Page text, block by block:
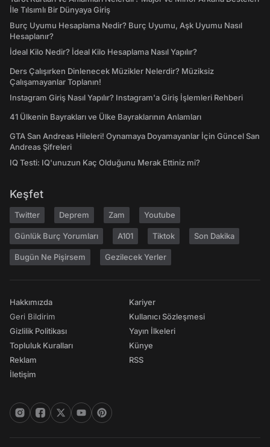
İle Tılsımlı Bir Dünyaya Giriş
Burç Uyumu Hesaplama Nedir? Burç Uyumu, Aşk Uyumu Nasıl
Hesaplanır?
İdeal Kilo Nedir? İdeal Kilo Hesaplama Nasıl Yapılır?
Ders Çalışırken Dinlenecek Müzikler Nelerdir? Müziksiz
Çalışamayanlar Toplanın!
Instagram Giriş Nasıl Yapılır? Instagram'a Giriş İşlemleri Rehberi
41 Ülkenin Bayrakları ve Ülke Bayraklarının Anlamları
GTA San Andreas Hileleri! Oynamaya Doyamayanlar İçin Güncel San
Andreas Şifreleri
IQ Testi: IQ'unuzun Kaç Olduğunu Merak Ettiniz mi?
Keşfet
Twitter Deprem Zam Youtube
Günlük Burç Yorumları A101 Tiktok Son Dakika
Bugün Ne Pişirsem Gezilecek Yerler
Hakkımızda
Geri Bildirim
Gizlilik Politikası
Topluluk Kuralları
Reklam
İletişim
Kariyer
Kullanıcı Sözleşmesi
Yayın İlkeleri
Künye
RSS